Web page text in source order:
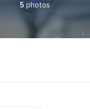
5 photos